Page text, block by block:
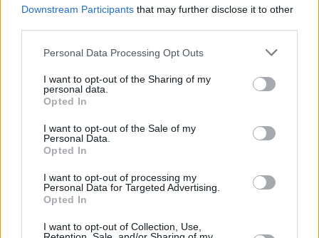
Downstream Participants that may further disclose it to other
Please note that this website/app uses one or more Google
not limited to your visit or usage behaviour. You may click to
grant or deny consent to Google and its third-party tags to
use your data for below specified purposes in below Google
consent section.
Personal Data Processing Opt Outs
I want to opt-out of the Sharing of my
personal data.
Opted In
I want to opt-out of the Sale of my
Personal Data.
Opted In
I want to opt-out of processing my
Personal Data for Targeted Advertising.
Opted In
I want to opt-out of Collection, Use,
Όσον αφορά τα playoffs, στην πρώτη δεκάδα δεν υπάρχει
κάποιος παίκτης τουΠαναθηναϊκού, με την πρώτη τριάδα